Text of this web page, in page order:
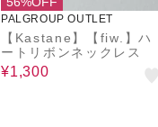
PALGROUP OUTLET
【Kastane】【fiw.】ハ
ートリボンネックレス
¥1,300